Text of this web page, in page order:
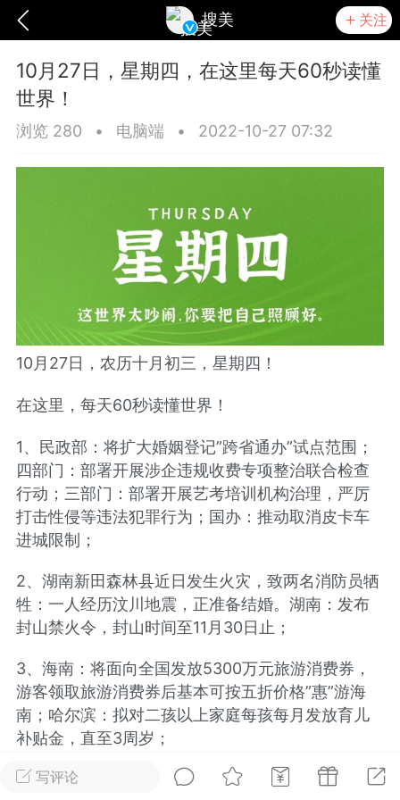
搜美 关注
爆汗熊 卡卡动能素 无创溶斑术
美业357 芯诗妍
每次200金币 点击购买
师 小熊水光
爆汗熊
脂
卡卡动能素
皇斯普拉雅
爆款平台 Lv.8 靓号
加盟商
闪充小白罐
本/双效闪充，养出紧致小白脸！一、项
充小白罐 = 闪充大白肌（仪器）× 草本
产品）×极光嫩肤啫喱（产品）这是一套
护...写评论
10月27日，星期四，在这里每天60秒读懂
世界！
浏览 280 • 电脑端 • 2022-10-27 07:32
10月27日，农历十月初三，星期四！
在这里，每天60秒读懂世界！
1、民政部：将扩大婚姻登记”跨省通办”试点范围；
四部门：部署开展涉企违规收费专项整治联合检查
行动；三部门：部署开展艺考培训机构治理，严厉
打击性侵等违法犯罪行为；国办：推动取消皮卡车
进城限制；
2、湖南新田森林县近日发生火灾，致两名消防员牺
牲：一人经历汶川地震，正准备结婚。湖南：发布
封山禁火令，封山时间至11月30日止；
3、海南：将面向全国发放5300万元旅游消费券，
游客领取旅游消费券后基本可按五折价格”惠”游海
南；哈尔滨：拟对二孩以上家庭每孩每月发放育儿
补贴金，直至3周岁；
4、西安交大附属医院多位医生被通报批评，涉伪造